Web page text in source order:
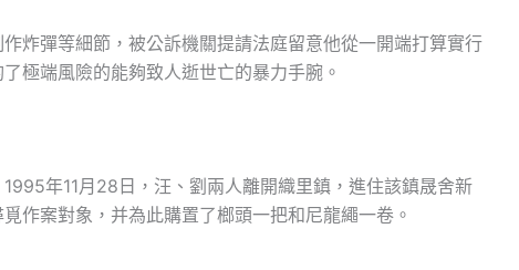
彈等細節，被公訴機關提請法庭留意他從一開端打算實行
極端風險的能夠致人逝世亡的暴力手腕。
年11月28日，汪、劉兩人離開織里鎮，進住該鎮晟舍新
作案對象，并為此購置了榔頭一把和尼龍繩一卷。